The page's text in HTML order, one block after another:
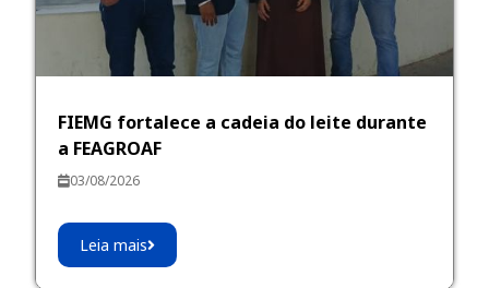
FIEMG fortalece a cadeia do leite durante
a FEAGROAF
03/08/2026
Leia mais